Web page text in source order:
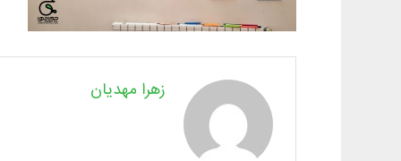
زهرا مهدیان